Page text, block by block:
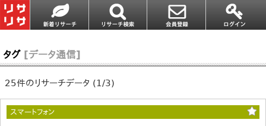
タグ [データ通信]
25件のリサーチデータ (1/3)
スマートフォン